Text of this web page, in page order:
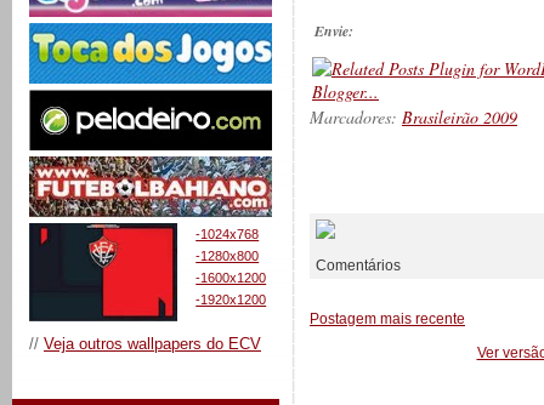
-1024x768
-1280x800
-1600x1200
-1920x1200
// Veja outros wallpapers do ECV
Envie:
Marcadores: Brasileirão 2009
Comentários
Postagem mais recente
Ver